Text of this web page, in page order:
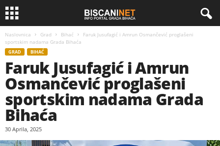
Naslovnica Grad Bihać
Faruk Jusufagić i Amrun Osmančević proglašeni
sportskim nadama Grada Bihaća
GRAD BIHAĆ
Faruk Jusufagić i Amrun
Osmančević proglašeni
sportskim nadama Grada
Bihaća
30 Aprila, 2025